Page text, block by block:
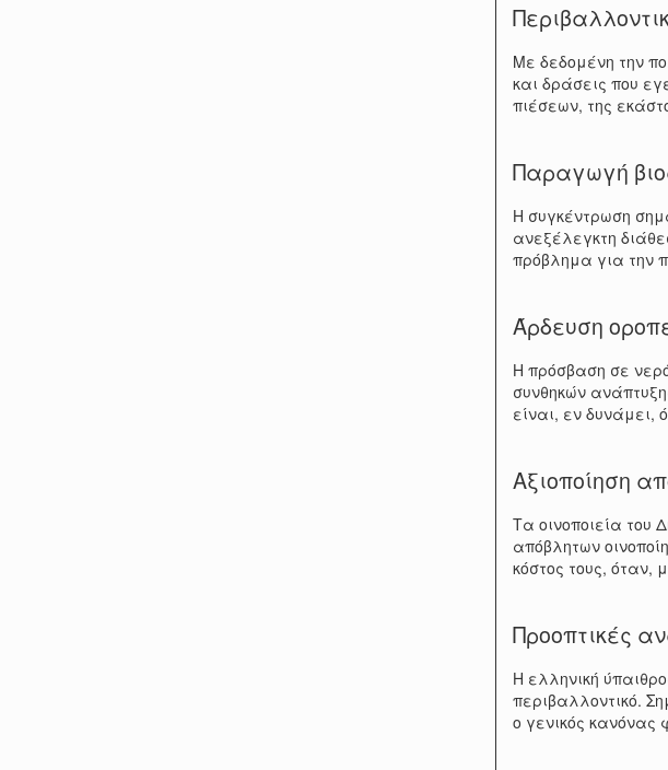
Με δεδομένη την
και δράσεις που
πιέσεων, της
Παραγωγή
Η συγκέντρωση
ανεξέλεγκτη
πρόβλημα για την
Άρδευση
Η πρόσβαση σε
συνθηκών
είναι, εν δυνάμει,
Αξιοποίηση
Τα οινοποιεία του
απόβλητων
κόστος τους, όταν,
Προοπτικές
Η ελληνική
περιβαλλοντικό.
ο γενικός κανόνας